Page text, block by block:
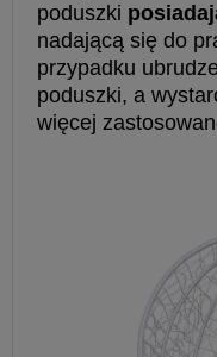
poduszki
nadającą się do
przypadku
poduszki, a
więcej